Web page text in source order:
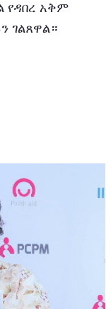
የዳበረ አቅም
ገልጸዋል።